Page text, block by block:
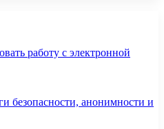
работу с электронной
безопасности, анонимности и